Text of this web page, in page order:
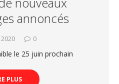
annoncés
0
le 25 juin prochain
PLUS